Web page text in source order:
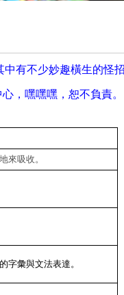
有不少妙趣橫生的怪
，嘿嘿嘿，恕不負責。
來吸收。
字彙與文法表達。